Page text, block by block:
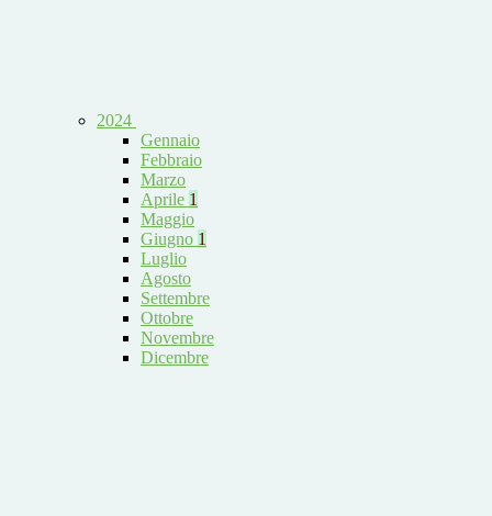
2024
Gennaio
Febbraio
Marzo
Aprile 1
Maggio
Giugno 1
Luglio
Agosto
Settembre
Ottobre
Novembre
Dicembre